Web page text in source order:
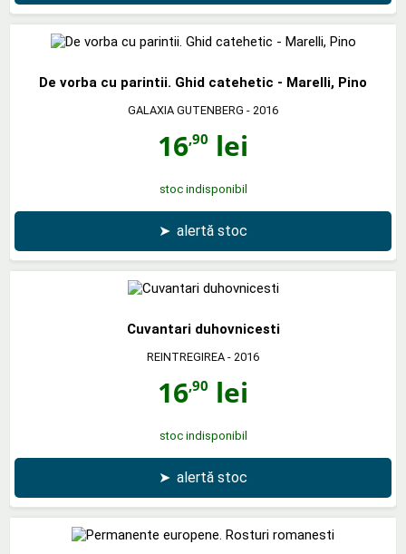
De vorba cu parintii. Ghid catehetic - Marelli, Pino
GALAXIA GUTENBERG - 2016
16,90 lei
stoc indisponibil
➤ alertă stoc
Cuvantari duhovnicesti
REINTREGIREA - 2016
16,90 lei
stoc indisponibil
➤ alertă stoc